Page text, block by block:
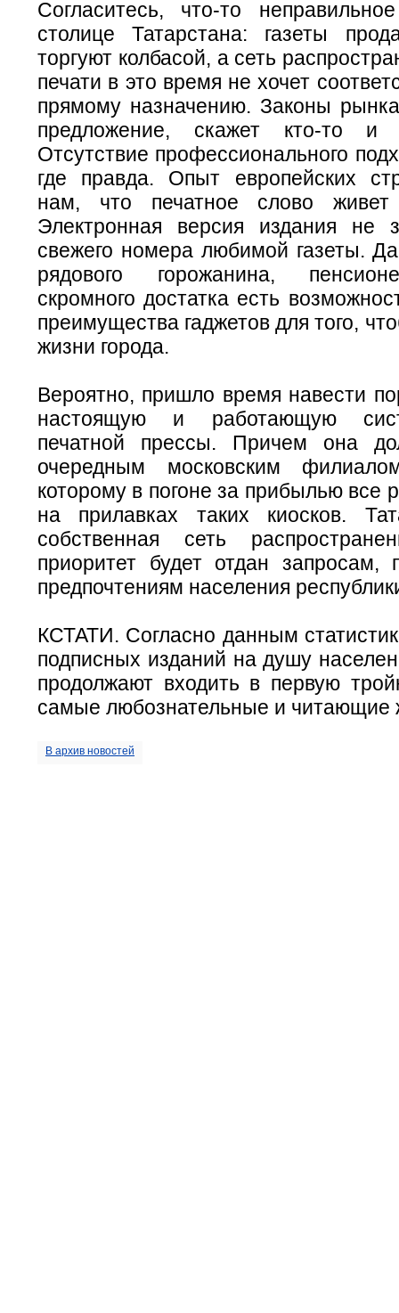
Согласитесь, что-то
столице Татарстана: газеты
торгуют колбасой, а сеть
печати в это время не хочет
прямому назначению. Законы
предложение, скажет кто-то и
Отсутствие профессионального
где правда. Опыт европейских
нам, что печатное слово живет
Электронная версия издания не
свежего номера любимой газеты.
рядового горожанина,
скромного достатка есть
преимущества гаджетов для того,
жизни города.
Вероятно, пришло время навести
настоящую и работающую
печатной прессы. Причем она
очередным московским
которому в погоне за прибылью все
на прилавках таких киосков.
собственная сеть
приоритет будет отдан запросам,
предпочтениям населения
КСТАТИ. Согласно данным
подписных изданий на душу
продолжают входить в первую
самые любознательные и читающие
В архив новостей